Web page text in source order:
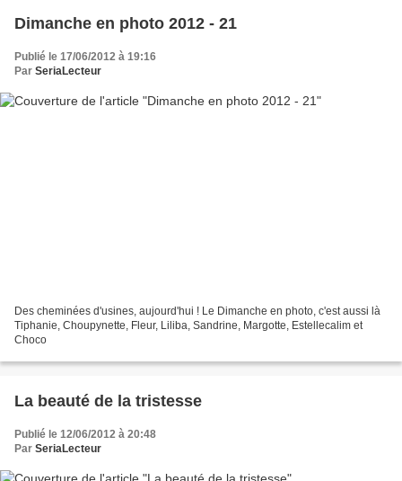
Dimanche en photo 2012 - 21
Publié le 17/06/2012 à 19:16
Par SeriaLecteur
Des cheminées d'usines, aujourd'hui ! Le Dimanche en photo, c'est aussi là
Tiphanie, Choupynette, Fleur, Liliba, Sandrine, Margotte, Estellecalim et
Choco
La beauté de la tristesse
Publié le 12/06/2012 à 20:48
Par SeriaLecteur